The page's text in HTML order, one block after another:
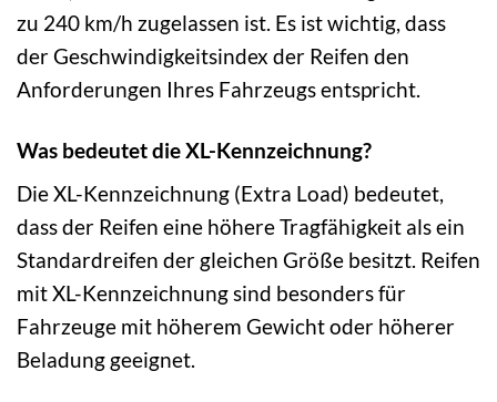
zu 240 km/h zugelassen ist. Es ist wichtig, dass
der Geschwindigkeitsindex der Reifen den
Anforderungen Ihres Fahrzeugs entspricht.
Was bedeutet die XL-Kennzeichnung?
Die XL-Kennzeichnung (Extra Load) bedeutet,
dass der Reifen eine höhere Tragfähigkeit als ein
Standardreifen der gleichen Größe besitzt. Reifen
mit XL-Kennzeichnung sind besonders für
Fahrzeuge mit höherem Gewicht oder höherer
Beladung geeignet.